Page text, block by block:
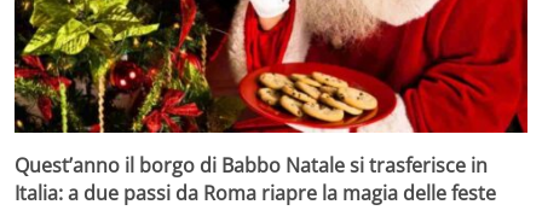
Quest’anno il borgo di Babbo Natale si trasferisce in
Italia: a due passi da Roma riapre la magia delle feste